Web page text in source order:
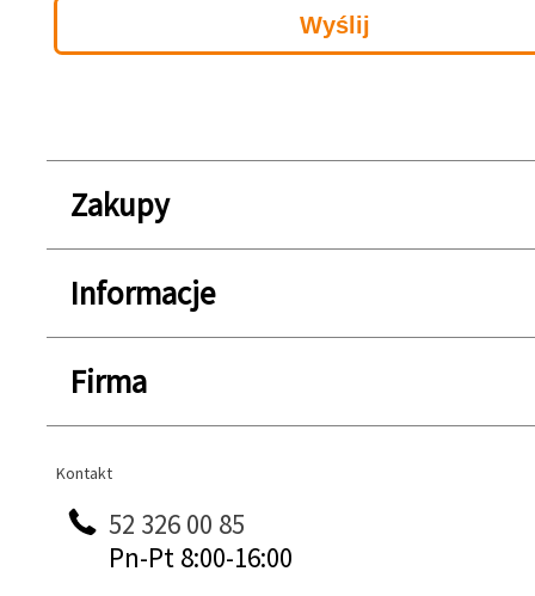
Zakupy
Informacje
Firma
Kontakt
Kontakt
52 326 00 85
Pn-Pt 8:00-16:00